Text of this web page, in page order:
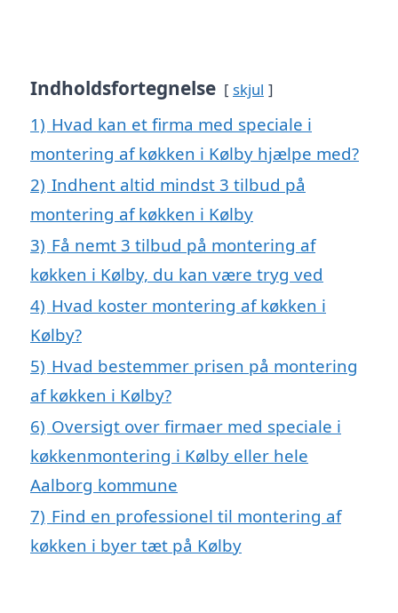
Indholdsfortegnelse skjul
1) Hvad kan et firma med speciale i
montering af køkken i Kølby hjælpe med?
2) Indhent altid mindst 3 tilbud på
montering af køkken i Kølby
3) Få nemt 3 tilbud på montering af
køkken i Kølby, du kan være tryg ved
4) Hvad koster montering af køkken i
Kølby?
5) Hvad bestemmer prisen på montering
af køkken i Kølby?
6) Oversigt over firmaer med speciale i
køkkenmontering i Kølby eller hele
Aalborg kommune
7) Find en professionel til montering af
køkken i byer tæt på Kølby